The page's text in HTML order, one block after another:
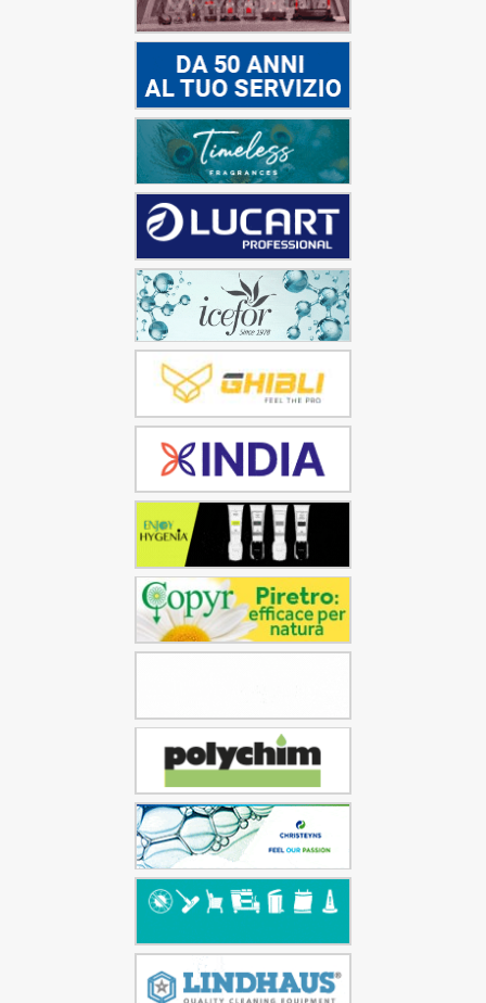
Infine, va segnalata l’opportunità da parte delle
aziende con “ambienti severi caldi (UNI EN ISO 7243,
UNI EN ISO 7933) di poter beneficiare di una riduzione
del premio Inail per prevenzione, attraverso lo
strumento dell’OT23. L’Inail, nell’apposito modulo,
riconosce la finalità prevenzionale dei seguenti
installazione di sistemi di condizionamento per il
controllo dei parametri microclimatici
(temperatura e umidità);
realizzazione di barriere e protezioni di tipo e
materiali diversi per l’isolamento delle sorgenti
acquisto di capi di vestiario con proprietà
riflettenti rispetto alle sorgenti radianti.
Quanto riportato molto sinteticamente, indica che la
gestione della salute e sicurezza nei luoghi di lavoro
ormai non può più prescindere da un’attenta
valutazione dei rischi anche nell’ottica dell’evoluzione
delle condizioni climatiche e dei suoi impatti sulla
salute e la sicurezza dei lavoratori, sicuramente a
gamma di scenari collegati direttamente o
indirettamente ai cambiamenti del clima e del
articolo di Liliana Frusteri contenuto in Dati Inail
2023 n. 7 – Andamento degli Infortuni sul Lavoro e
delle Malattie Professionali